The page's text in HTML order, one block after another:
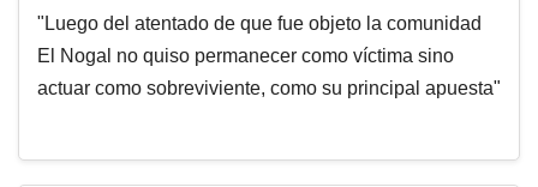
"Luego del atentado de que fue objeto la comunidad
El Nogal no quiso permanecer como víctima sino
actuar como sobreviviente, como su principal apuesta"